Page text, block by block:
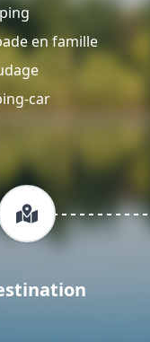
en famille
car